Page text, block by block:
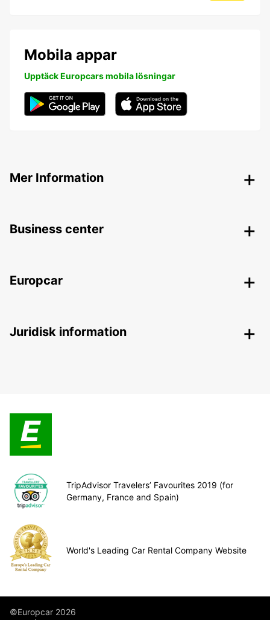
Mobila appar
Upptäck Europcars mobila lösningar
Mer Information
Business center
Europcar
Juridisk information
TripAdvisor Travelers’ Favourites 2019 (for
Germany, France and Spain)
World's Leading Car Rental Company Website
©Europcar 2026